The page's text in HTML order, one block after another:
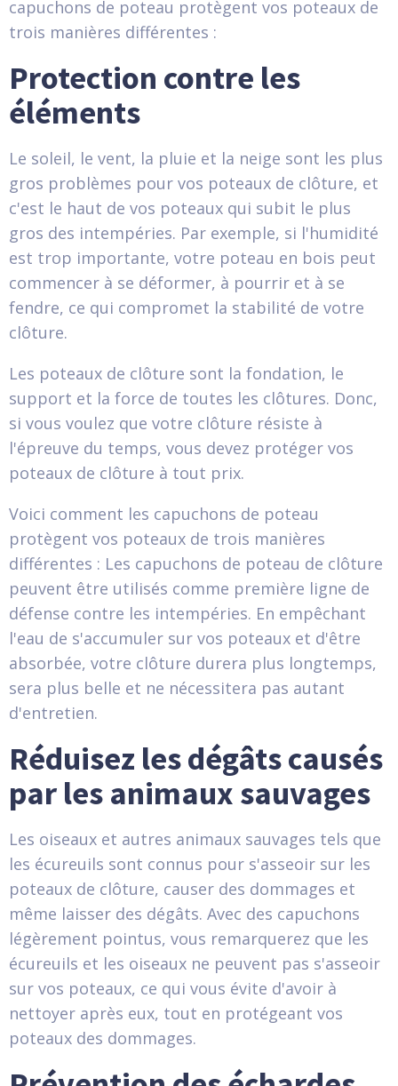
capuchons de poteau protègent vos poteaux de
trois manières différentes :
Protection contre les
éléments
Le soleil, le vent, la pluie et la neige sont les plus
gros problèmes pour vos poteaux de clôture, et
c'est le haut de vos poteaux qui subit le plus
gros des intempéries. Par exemple, si l'humidité
est trop importante, votre poteau en bois peut
commencer à se déformer, à pourrir et à se
fendre, ce qui compromet la stabilité de votre
clôture.
Les poteaux de clôture sont la fondation, le
support et la force de toutes les clôtures. Donc,
si vous voulez que votre clôture résiste à
l'épreuve du temps, vous devez protéger vos
poteaux de clôture à tout prix.
Voici comment les capuchons de poteau
protègent vos poteaux de trois manières
différentes : Les capuchons de poteau de clôture
peuvent être utilisés comme première ligne de
défense contre les intempéries. En empêchant
l'eau de s'accumuler sur vos poteaux et d'être
absorbée, votre clôture durera plus longtemps,
sera plus belle et ne nécessitera pas autant
d'entretien.
Réduisez les dégâts causés
par les animaux sauvages
Les oiseaux et autres animaux sauvages tels que
les écureuils sont connus pour s'asseoir sur les
poteaux de clôture, causer des dommages et
même laisser des dégâts. Avec des capuchons
légèrement pointus, vous remarquerez que les
écureuils et les oiseaux ne peuvent pas s'asseoir
sur vos poteaux, ce qui vous évite d'avoir à
nettoyer après eux, tout en protégeant vos
poteaux des dommages.